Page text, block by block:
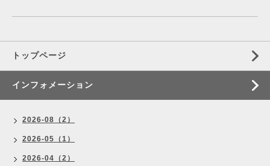
トップページ
インフォメーション
2026-08（2）
2026-05（1）
2026-04（2）